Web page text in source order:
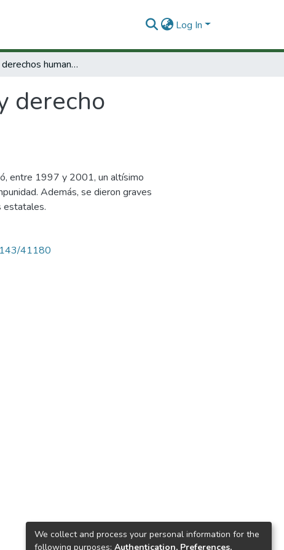
Log In
Colombia, derechos humanos y derecho humanitario : 1997 a 2001.
derecho
entre 1997 y 2001, un altísimo
Además, se dieron graves
estatales.
41180
We collect and process your personal information for the
following purposes: Authentication, Preferences,